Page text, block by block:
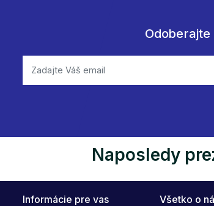
Naposledy
Informácie pre vas
Všetko o